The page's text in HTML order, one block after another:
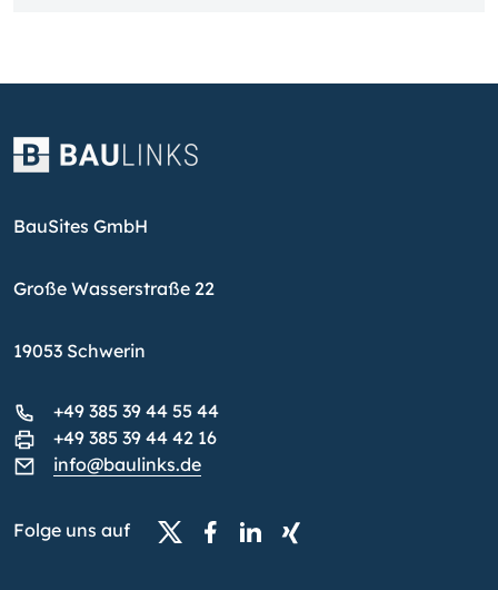
BauSites GmbH
Große Wasserstraße 22
19053 Schwerin
+49 385 39 44 55 44
+49 385 39 44 42 16
info@baulinks.de
Folge uns auf